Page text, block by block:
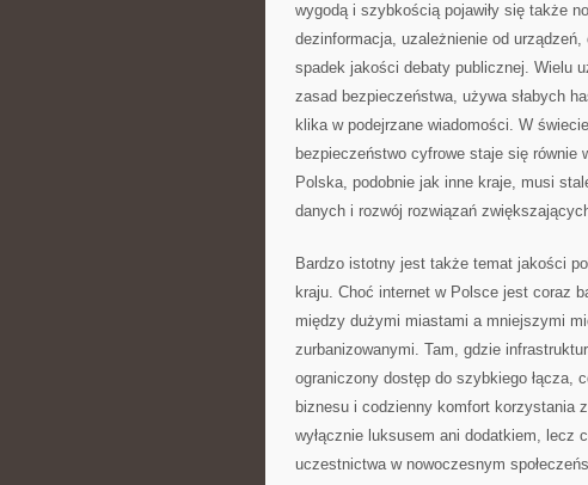
wygodą i szybkością pojawiły się także
dezinformacja, uzależnienie od
spadek jakości debaty publicznej. Wielu
zasad bezpieczeństwa, używa słabych
klika w podejrzane wiadomości. W
bezpieczeństwo cyfrowe staje się
Polska, podobnie jak inne kraje, musi
danych i rozwój rozwiązań
Bardzo istotny jest także temat jakości
kraju. Choć internet w Polsce jest coraz
między dużymi miastami a mniejszymi
zurbanizowanymi. Tam, gdzie
ograniczony dostęp do szybkiego łącza,
biznesu i codzienny komfort korzystania
wyłącznie luksusem ani dodatkiem, lecz
uczestnictwa w nowoczesnym